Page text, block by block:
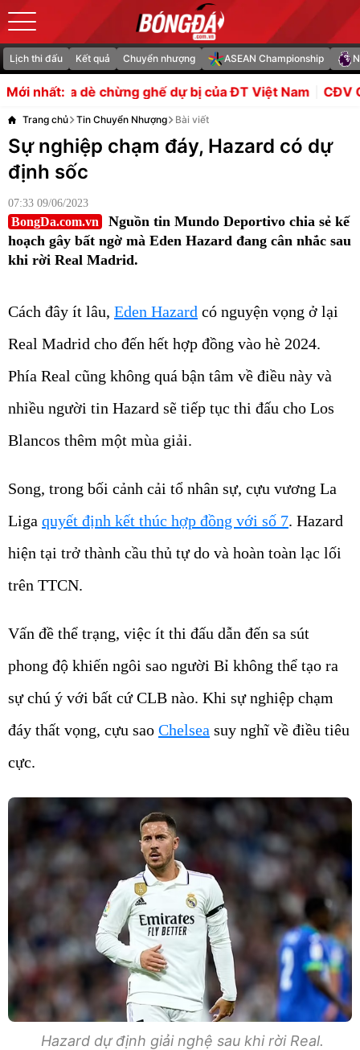
Lịch thi đấu Kết quả Chuyển nhượng ASEAN Championship
Mới nhất:
ghế dự bị của ĐT Việt Nam CĐV Chelsea tung hô
Trang chủ Tin Chuyển Nhượng Bài viết
Sự nghiệp chạm đáy, Hazard có dự
định sốc
07:33 09/06/2023
BongDa.com.vn
Nguồn tin Mundo Deportivo chia sẻ kế
hoạch gây bất ngờ mà Eden Hazard đang cân nhắc sau
khi rời Real Madrid.
Cách đây ít lâu, Eden Hazard có nguyện vọng ở lại
Real Madrid cho đến hết hợp đồng vào hè 2024.
Phía Real cũng không quá bận tâm về điều này và
nhiều người tin Hazard sẽ tiếp tục thi đấu cho Los
Blancos thêm một mùa giải.
Song, trong bối cảnh cải tổ nhân sự, cựu vương La
Liga quyết định kết thúc hợp đồng với số 7. Hazard
hiện tại trở thành cầu thủ tự do và hoàn toàn lạc lối
trên TTCN.
Vấn đề thể trạng, việc ít thi đấu dẫn đến sa sút
phong độ khiến ngôi sao người Bỉ không thể tạo ra
sự chú ý với bất cứ CLB nào. Khi sự nghiệp chạm
đáy thất vọng, cựu sao Chelsea suy nghĩ về điều tiêu
cực.
Hazard dự định giải nghệ sau khi rời Real.